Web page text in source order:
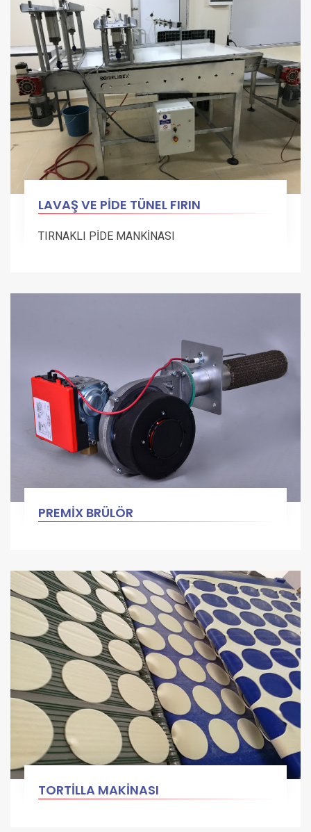
LAVAŞ VE PİDE TÜNEL FIRIN
TIRNAKLI PİDE MANKİNASI
PREMİX BRÜLÖR
TORTİLLA MAKİNASI